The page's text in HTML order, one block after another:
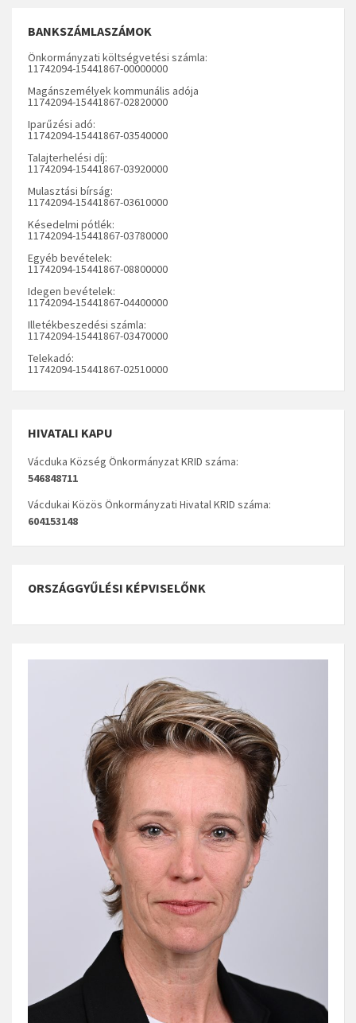
BANKSZÁMLASZÁMOK
Önkormányzati költségvetési számla:
11742094-15441867-00000000
Magánszemélyek kommunális adója
11742094-15441867-02820000
Iparűzési adó:
11742094-15441867-03540000
Talajterhelési díj:
11742094-15441867-03920000
Mulasztási bírság:
11742094-15441867-03610000
Késedelmi pótlék:
11742094-15441867-03780000
Egyéb bevételek:
11742094-15441867-08800000
Idegen bevételek:
11742094-15441867-04400000
Illetékbeszedési számla:
11742094-15441867-03470000
Telekadó:
11742094-15441867-02510000
HIVATALI KAPU
Vácduka Község Önkormányzat KRID száma:
546848711
Vácdukai Közös Önkormányzati Hivatal KRID száma:
604153148
ORSZÁGGYŰLÉSI KÉPVISELŐNK